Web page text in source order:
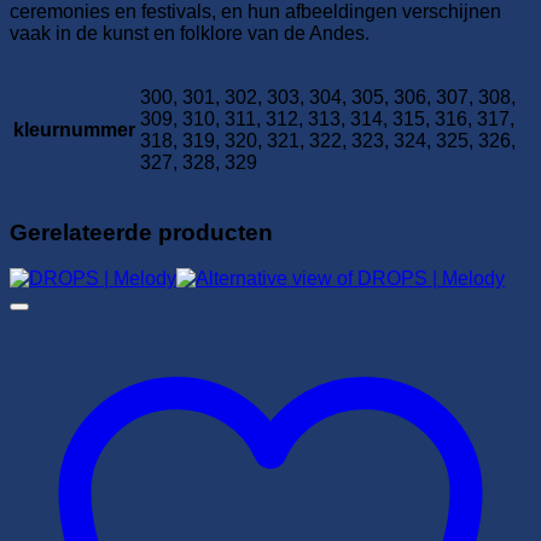
ceremonies en festivals, en hun afbeeldingen verschijnen
vaak in de kunst en folklore van de Andes.
kleurnummer
300, 301, 302, 303, 304, 305, 306, 307, 308,
309, 310, 311, 312, 313, 314, 315, 316, 317,
318, 319, 320, 321, 322, 323, 324, 325, 326,
327, 328, 329
Gerelateerde producten